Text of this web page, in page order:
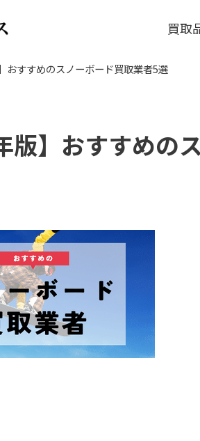
買取
おすすめのスノーボード買取業者5選
版】おすすめの